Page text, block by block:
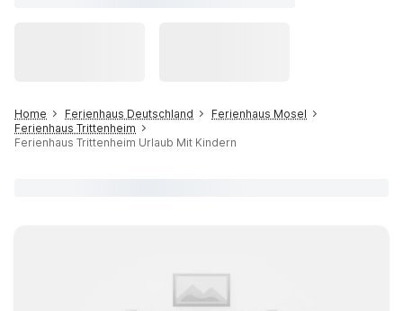
Home Ferienhaus Deutschland
Ferienhaus Mosel
Ferienhaus Trittenheim
Ferienhaus Trittenheim Urlaub Mit Kindern